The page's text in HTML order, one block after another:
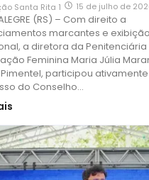
Santa Rita 1 15 de julho de
(RS) – Com direito a
marcantes e
a diretora da Penitenciária
Feminina Maria Júlia
participou ativamente
do Conselho...